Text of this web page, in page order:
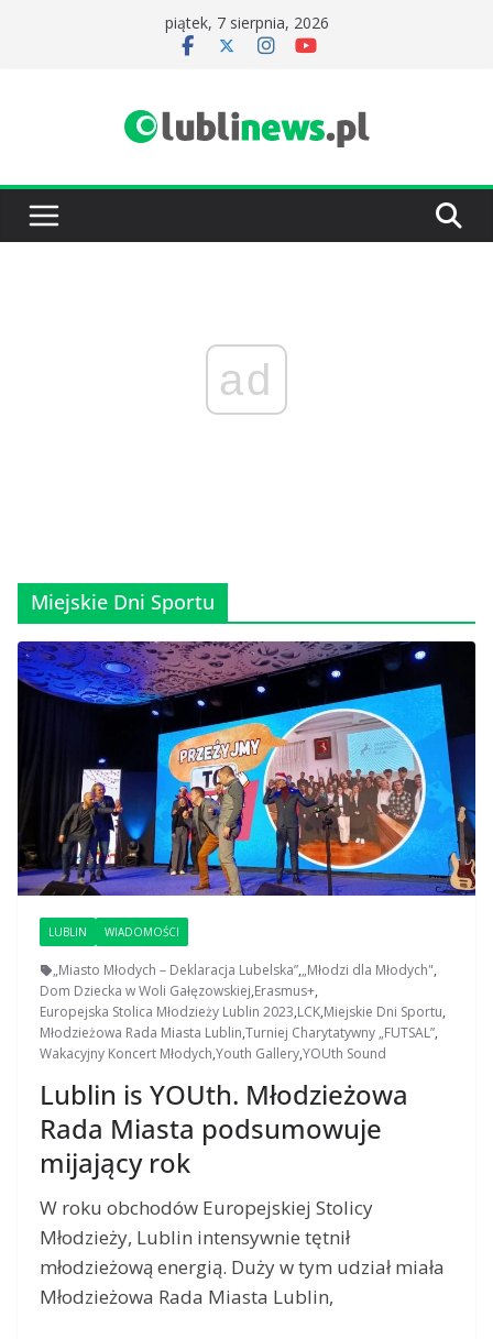
piątek, 7 sierpnia, 2026
ad
Miejskie Dni Sportu
LUBLIN WIADOMOŚCI
„Miasto Młodych – Deklaracja Lubelska”,„Młodzi dla Młodych",
Dom Dziecka w Woli Gałęzowskiej,Erasmus+,
Europejska Stolica Młodzieży Lublin 2023,LCK,Miejskie Dni Sportu,
Młodzieżowa Rada Miasta Lublin,Turniej Charytatywny „FUTSAL”,
Wakacyjny Koncert Młodych,Youth Gallery,YOUth Sound
Lublin is YOUth. Młodzieżowa
Rada Miasta podsumowuje
mijający rok
W roku obchodów Europejskiej Stolicy
Młodzieży, Lublin intensywnie tętnił
młodzieżową energią. Duży w tym udział miała
Młodzieżowa Rada Miasta Lublin,